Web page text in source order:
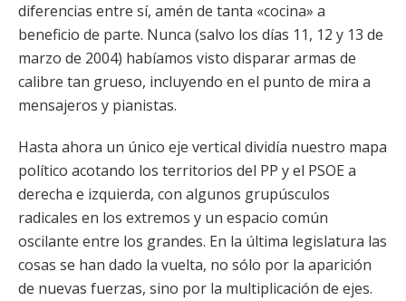
diferencias entre sí, amén de tanta «cocina» a
beneficio de parte. Nunca (salvo los días 11, 12 y 13 de
marzo de 2004) habíamos visto disparar armas de
calibre tan grueso, incluyendo en el punto de mira a
mensajeros y pianistas.
Hasta ahora un único eje vertical dividía nuestro mapa
político acotando los territorios del PP y el PSOE a
derecha e izquierda, con algunos grupúsculos
radicales en los extremos y un espacio común
oscilante entre los grandes. En la última legislatura las
cosas se han dado la vuelta, no sólo por la aparición
de nuevas fuerzas, sino por la multiplicación de ejes.